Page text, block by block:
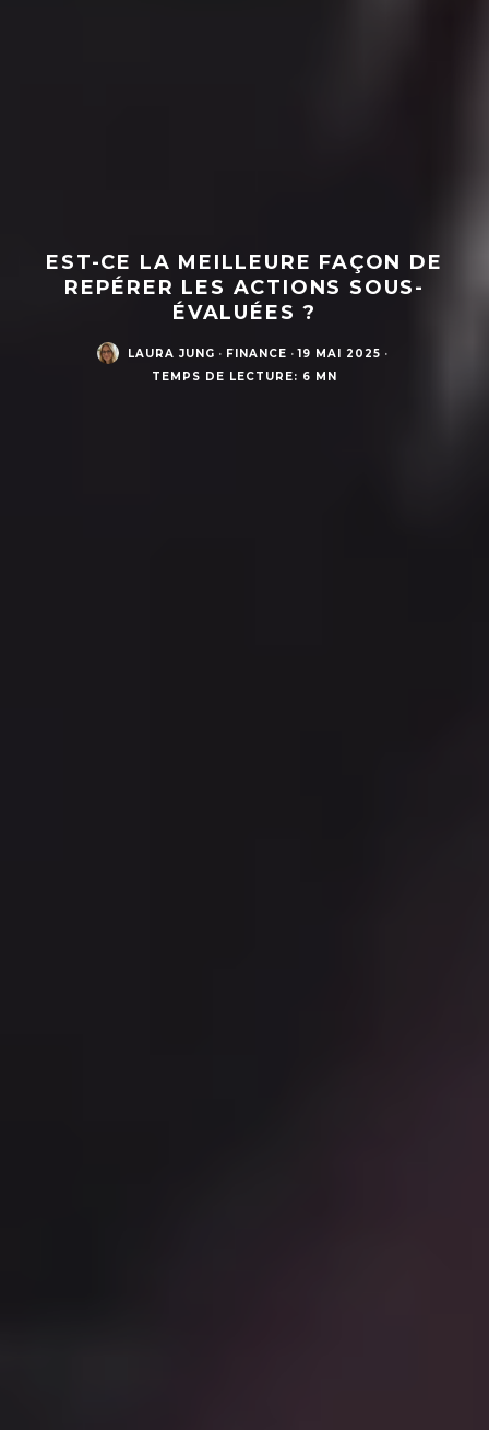
EST-CE LA MEILLEURE FAÇON DE
REPÉRER LES ACTIONS SOUS-
ÉVALUÉES ?
LAURA JUNG · FINANCE · 19 MAI 2025 ·
TEMPS DE LECTURE: 6 MN